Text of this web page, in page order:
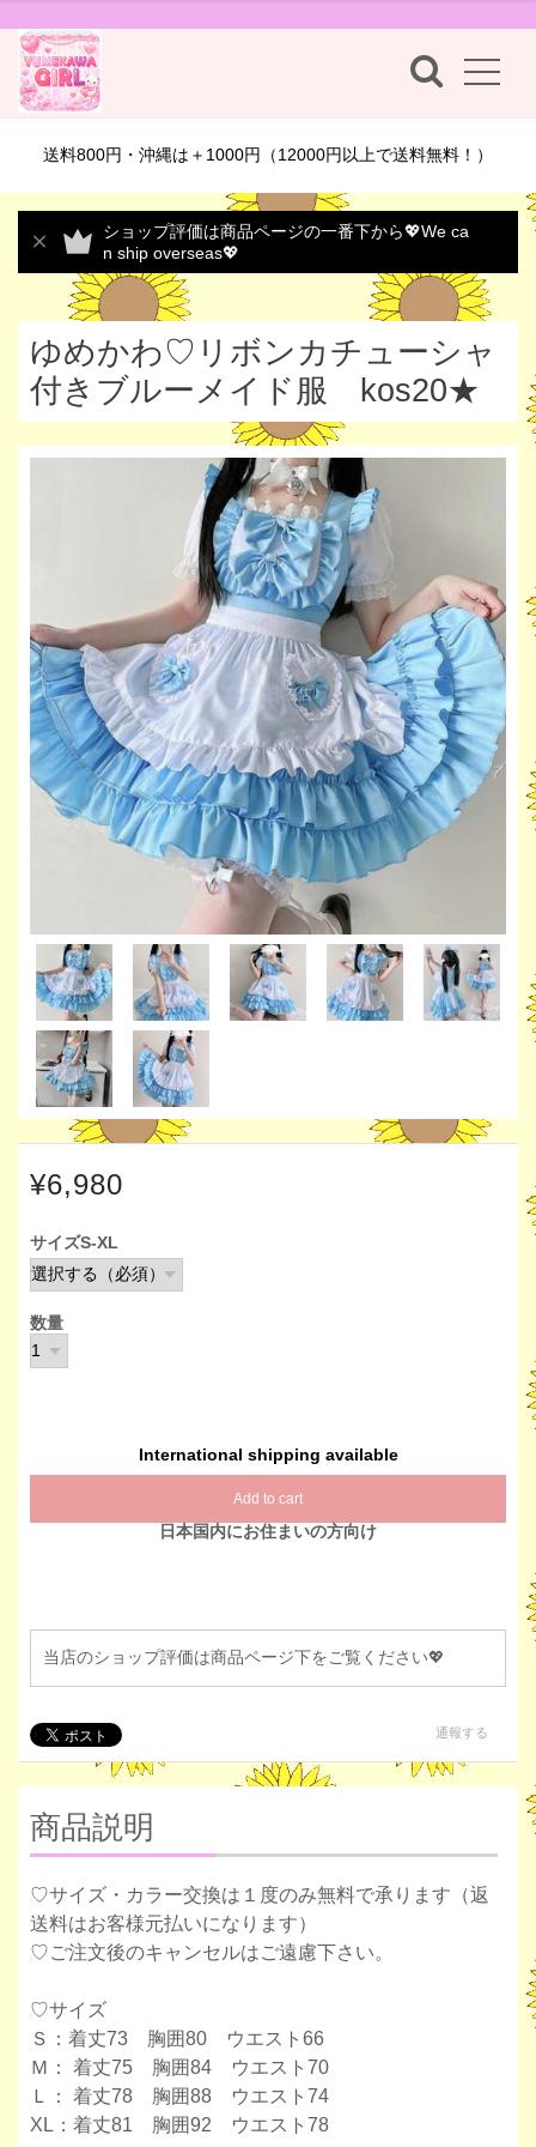
送料800円・沖縄は＋1000円（12000円以上で送料無料！）
ショップ評価は商品ページの一番下から💖We ca
n ship overseas💖
ゆめかわ♡リボンカチューシャ
付きブルーメイド服 kos20★
¥6,980
サイズS-XL
数量
International shipping available
Add to cart
日本国内にお住まいの方向け
当店のショップ評価は商品ページ下をご覧ください💖
通報する
商品説明
♡サイズ・カラー交換は１度のみ無料で承ります（返
送料はお客様元払いになります）
♡ご注文後のキャンセルはご遠慮下さい。
♡サイズ
Ｓ：着丈73 胸囲80 ウエスト66
Ｍ： 着丈75 胸囲84 ウエスト70
Ｌ： 着丈78 胸囲88 ウエスト74
XL：着丈81 胸囲92 ウエスト78